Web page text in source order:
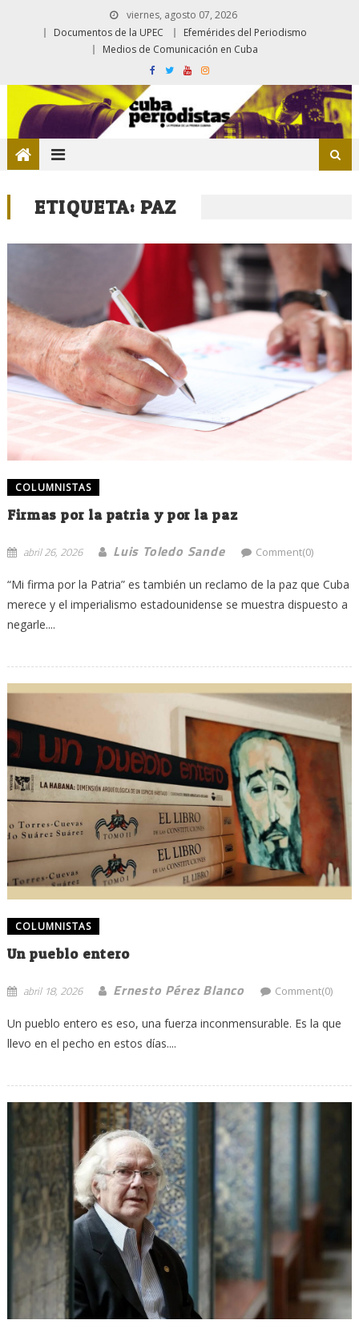
viernes, agosto 07, 2026
Documentos de la UPEC
Efemérides del Periodismo
Medios de Comunicación en Cuba
ETIQUETA: PAZ
COLUMNISTAS
Firmas por la patria y por la paz
abril 26, 2026 Luis Toledo Sande Comment(0)
“Mi firma por la Patria” es también un reclamo de la paz que Cuba
merece y el imperialismo estadounidense se muestra dispuesto a
negarle....
COLUMNISTAS
Un pueblo entero
abril 18, 2026 Ernesto Pérez Blanco Comment(0)
Un pueblo entero es eso, una fuerza inconmensurable. Es la que
llevo en el pecho en estos días....